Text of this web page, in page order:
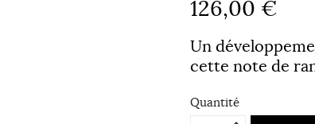
126,00 €
Un
cette note de
Quantité